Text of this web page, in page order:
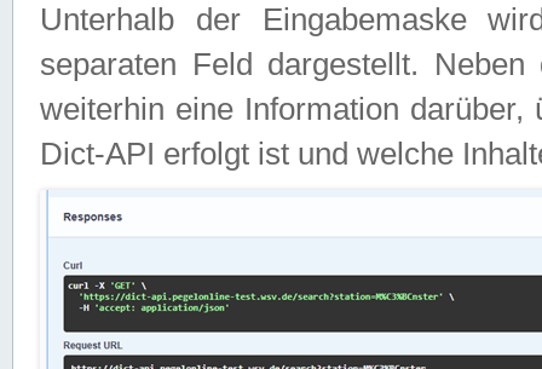
Unterhalb der Eingabemaske
separaten Feld dargestellt.
weiterhin eine Information
Dict-API erfolgt ist und welche